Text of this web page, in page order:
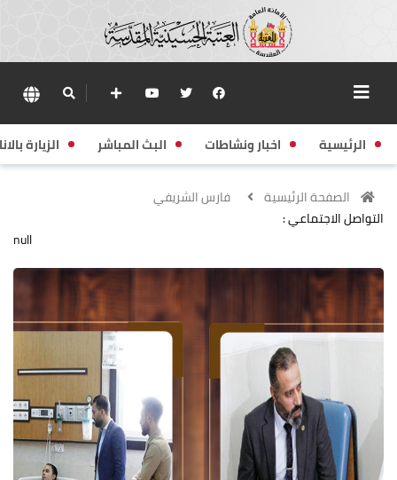
الرئيسية اخبار ونشاطات البث المباشر الزيارة
الصفحة الرئيسية
فارس الشريفي
التواصل الاجتماعي :
null